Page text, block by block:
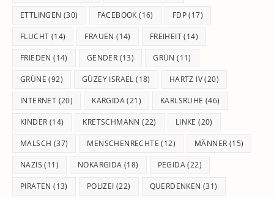
ETTLINGEN (30) FACEBOOK (16) FDP(17)
FLUCHT (14) FRAUEN (14) FREIHEIT(14)
FRIEDEN (14) GENDER (13) GRÜN (11)
GRÜNE (92) GÜZEY ISRAEL (18) HARTZ IV(20)
INTERNET (20) KARGIDA(21) KARLSRUHE (46)
KINDER (14) KRETSCHMANN (22) LINKE (20)
MALSCH (37) MENSCHENRECHTE (12) MÄNNER (15)
NAZIS (11) NOKARGIDA (18) PEGIDA(22)
PIRATEN (13) POLIZEI (22) QUERDENKEN (31)